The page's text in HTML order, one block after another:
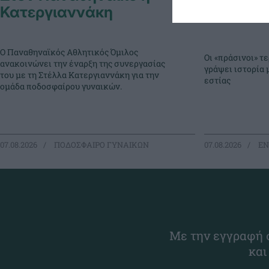
Κατεργιαννάκη
Ο Παναθηναϊκός Αθλητικός Όμιλος
ανακοινώνει την έναρξη της συνεργασίας
του με τη Στέλλα Κατεργιαννάκη για την
ομάδα ποδοσφαίρου γυναικών.
07.08.2026 ΠΟΔΟΣΦΑΙΡΟ ΓΥΝΑΙΚΩΝ
Οι «πράσινοι»
γράψει ιστορία
εστίας
07.08.2026
Με την εγγραφή